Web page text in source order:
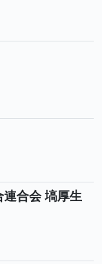
合会 塙厚生
プ（合算）
ミュニケーション